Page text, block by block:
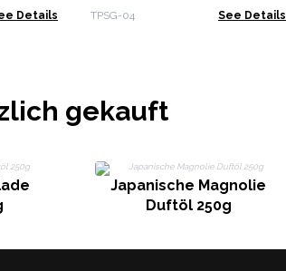
Details TPSG-04 See Details
gekauft
Japanische Magnolie
Duftöl 250g